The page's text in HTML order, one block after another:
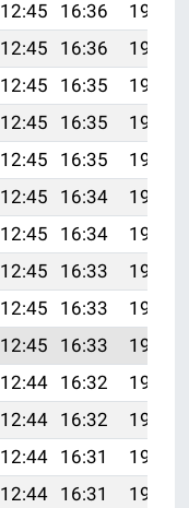
12:45 16:36
19:52
12:45 16:36
19:51
12:45 16:35
19:50
12:45 16:35
19:49
12:45 16:35
19:48
12:45 16:34
19:47
12:45 16:34
19:46
12:45 16:33
19:45
12:45 16:33
19:44
12:45 16:33
19:42
12:44 16:32
19:41
12:44 16:32
19:40
12:44 16:31
19:39
12:44 16:31
19:38